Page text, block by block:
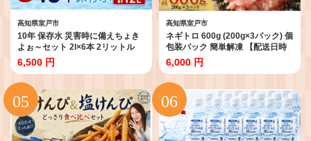
高知県室戸市
10年 保存水 災害時に備えちょき
よぉ～セット 2l×6本 2リットル
2L マリンゴールド10years ミネ
ラルウォーター ペットボトル 長
期保存水 備蓄水 備蓄用 非常災害
備蓄用 災害用 小分け 人気 便利 み
ねらるうぉーたー 10000円 1万円
10,000円 以下 避難用品 防災グッ
ズ 防災 備蓄 災害 震災 高知県 室
戸市
6,500 円
高知県室戸市
ネギトロ 600g (200g×3パック) 個
包装パック 簡単解凍 【配送日時
指定可】 天然マグロ使用 ランキ
ング ねぎとろ丼 高品質 まぐろ マ
グロ 鮪 マグロ たたき まぐろたた
き まぐろのたたき 海鮮 魚介 魚 惣
菜 小分け 冷凍 個装 便利 簡単 自
然解凍 個食 父の日 一人暮らし お
手軽 どんぶり ねぎトロ
6,000 円